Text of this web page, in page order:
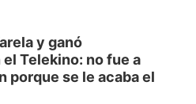
y ganó
Telekino: no fue a
porque se le acaba el